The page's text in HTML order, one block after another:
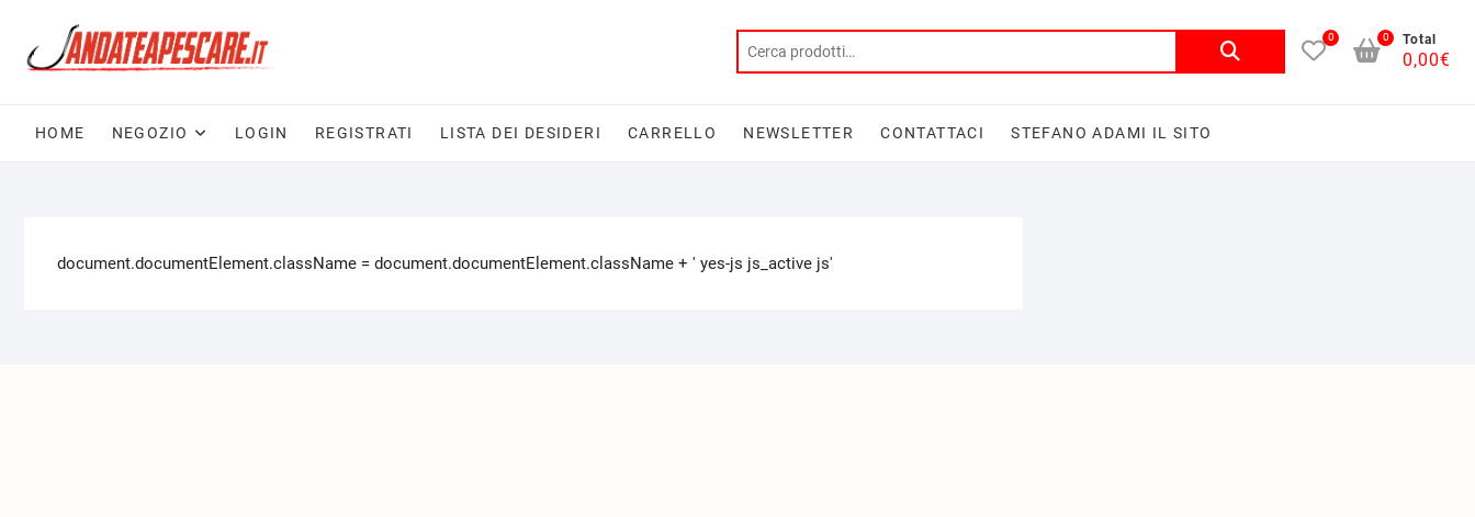
0 Total
0,00€
0
HOME NEGOZIO LOGIN REGISTRATI LISTA DEI DESIDERI CARRELLO NEWSLETTER CONTATTACI STEFANO ADAMI IL SITO
document.documentElement.className = document.documentElement.className + ' yes-js js_active js'